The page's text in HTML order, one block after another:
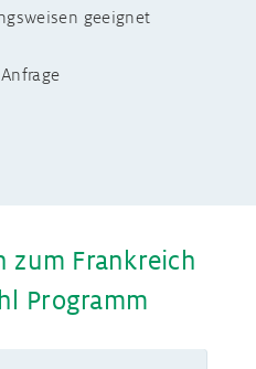
geeignet
zum Frankreich
Programm